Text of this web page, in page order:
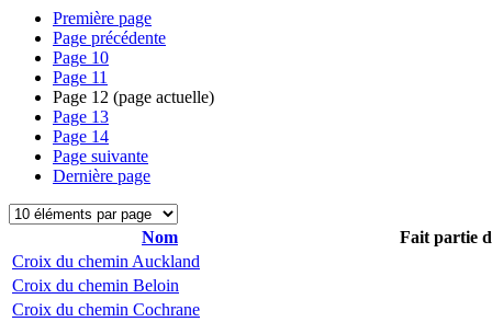
Première page
Page précédente
Page 10
Page 11
Page 12 (page actuelle)
Page 13
Page 14
Page suivante
Dernière page
Nom
Fait partie
Croix du chemin Auckland
Croix du chemin Beloin
Croix du chemin Cochrane